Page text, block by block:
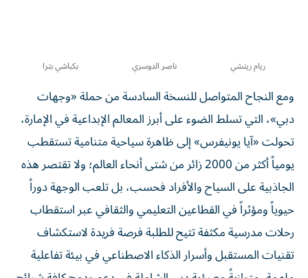
ريام ريتشي ناصر الدوسري بكباشي بترا
ومع النجاح المتواصل للنسخة السادسة من حملة «وجهات
دبي»، التي تسلط الضوء على أبرز المعالم الإبداعية في الإمارة،
تحولت «آيا يونيفرس» إلى ظاهرة سياحية متنامية تستقطب
يومياً أكثر من 2000 زائر من شتى أنحاء العالم؛ ولا تقتصر هذه
الجاذبية على السياح والأفراد فحسب، بل تلعب الوجهة دوراً
حيوياً ومؤثراً في القطاعين التعليمي والثقافي عبر استقطاب
رحلات مدرسية مكثفة تتيح للطلبة فرصة فريدة لاستكشاف
تقنيات المستقبل وأسرار الذكاء الاصطناعي في بيئة تفاعلية